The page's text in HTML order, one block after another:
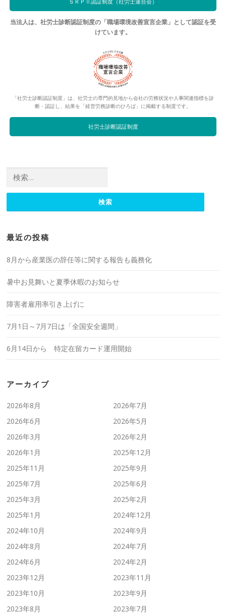
当法人は、社労士診断認証制度の「職場環境改善宣言企業」として認証を受
けています。
「社労士診断認証制度」は、社労士の専門的見地から会社の労務状況や人事関連指標を診
断・認証し、結果を「経営労務診断のひろば」に掲載する制度です。
社労士診断認証制度
検索:
最近の投稿
8月から産業医の辞任等に関する報告も義務化
暑中お見舞いと夏季休暇のお知らせ
障害者雇用率引き上げに
7月1日～7月7日は「全国安全週間」
6月14日から 特定在留カード運用開始
アーカイブ
2026年8月
2026年7月
2026年6月
2026年5月
2026年3月
2026年2月
2026年1月
2025年12月
2025年11月
2025年9月
2025年7月
2025年6月
2025年3月
2025年2月
2025年1月
2024年12月
2024年10月
2024年9月
2024年8月
2024年7月
2024年6月
2024年2月
2023年12月
2023年11月
2023年10月
2023年9月
2023年8月
2023年7月